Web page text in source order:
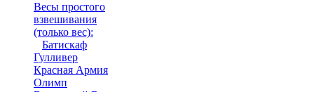
Весы простого
взвешивания
(только вес):
Батискаф
Гулливер
Красная Армия
Олимп